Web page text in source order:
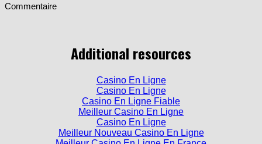
Commentaire
Additional resources
Casino En Ligne
Casino En Ligne
Casino En Ligne Fiable
Meilleur Casino En Ligne
Casino En Ligne
Meilleur Nouveau Casino En Ligne